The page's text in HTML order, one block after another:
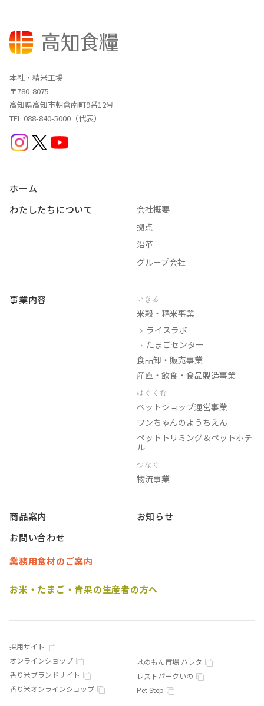
本社・精米工場
〒780-8075
高知県高知市朝倉南町9番12号
TEL 088-840-5000（代表）
ホーム
わたしたちについて
会社概要
拠点
沿革
グループ会社
事業内容 いきる
米穀・精米事業
ライスラボ
たまごセンター
食品卸・販売事業
産直・飲食・食品製造事業
はぐくむ
ペットショップ運営事業
ワンちゃんのようちえん
ペットトリミング＆ペットホテ
ル
つなぐ
物流事業
商品案内
お知らせ
お問い合わせ
業務用食材のご案内
お米・たまご・青果の生産者の方へ
採用サイト
オンラインショップ
香り米ブランドサイト
香り米オンラインショップ
地のもん市場 ハレタ
レストパークいの
Pet Step